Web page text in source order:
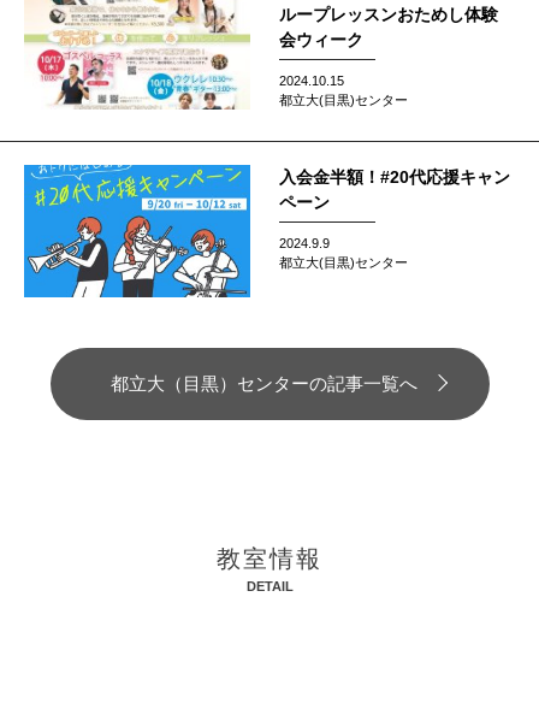
ループレッスンおためし体験
会ウィーク
2024.10.15
都立大(目黒)センター
入会金半額！#20代応援キャン
ペーン
2024.9.9
都立大(目黒)センター
都立大（目黒）センターの記事一覧へ
教室情報
DETAIL